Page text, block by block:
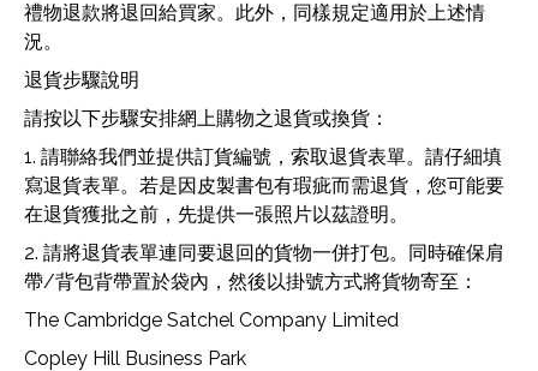
禮物退款將退回給買家。此外，同樣規定適用於上述情
況。
退貨步驟說明
請按以下步驟安排網上購物之退貨或換貨：
1. 請聯絡我們並提供訂貨編號，索取退貨表單。請仔細填
寫退貨表單。若是因皮製書包有瑕疵而需退貨，您可能要
在退貨獲批之前，先提供一張照片以茲證明。
2. 請將退貨表單連同要退回的貨物一併打包。同時確保肩
帶/背包背帶置於袋內，然後以掛號方式將貨物寄至：
The Cambridge Satchel Company Limited
Copley Hill Business Park